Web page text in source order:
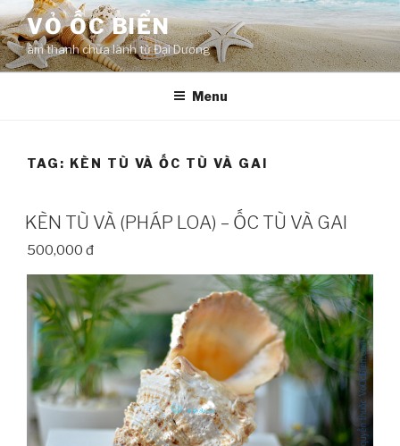
Skip
to
content
VỎ ỐC BIỂN
âm thanh chữa lành từ Đại Dương
Menu
TAG: KÈN TÙ VÀ ỐC TÙ VÀ GAI
KÈN TÙ VÀ (PHÁP LOA) – ỐC TÙ VÀ GAI
500,000 đ